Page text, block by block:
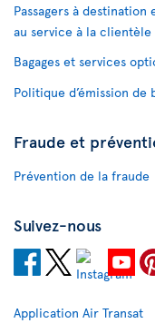
Passagers à
au service à la
Bagages et services
Politique d’émission de
Fraude et
Prévention de la fraude
Suivez-nous
Application Air Transat